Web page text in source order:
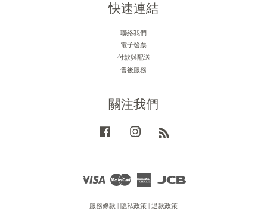
快速連結
聯絡我們
電子發票
付款與配送
售後服務
關注我們
Facebook Instagram
Visa
American
服務條款 | 隱私政策 | 退款政策